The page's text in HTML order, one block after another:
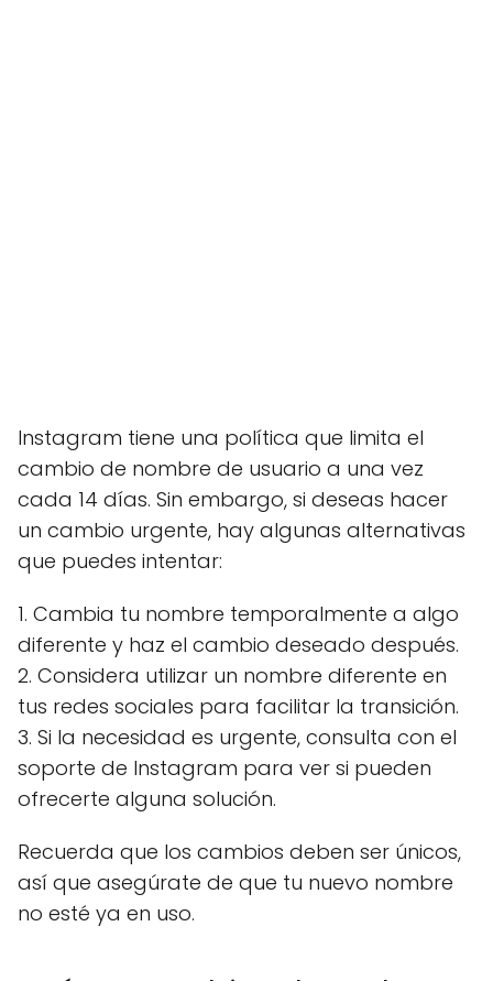
Instagram tiene una política que limita el
cambio de nombre de usuario a una vez
cada 14 días. Sin embargo, si deseas hacer
un cambio urgente, hay algunas alternativas
que puedes intentar:
1. Cambia tu nombre temporalmente a algo
diferente y haz el cambio deseado después.
2. Considera utilizar un nombre diferente en
tus redes sociales para facilitar la transición.
3. Si la necesidad es urgente, consulta con el
soporte de Instagram para ver si pueden
ofrecerte alguna solución.
Recuerda que los cambios deben ser únicos,
así que asegúrate de que tu nuevo nombre
no esté ya en uso.